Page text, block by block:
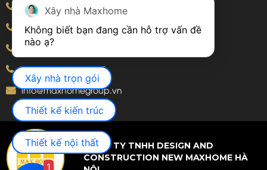
Khiếu nại: 09240.99999 (7:30 – 22:00)
Bảo hành:09240.99999(8:00 – 21:00)
Hotline: 092.774.8888
Hotline: 092.924.5555
info@maxhomegroup.vn
CÔNG TY TNHH DESIGN AND
CONSTRUCTION NEW MAXHOME HÀ
Xây nhà Maxhome
Không biết bạn đang cần hỗ trợ vấn đề
Xây nhà trọn gói
Thiết kế kiến trúc
Thiết kế nội thất
1